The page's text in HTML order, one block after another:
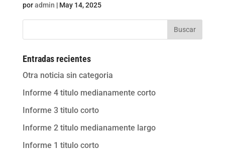
poradmin | May 14, 2025
Buscar
Entradas recientes
Otra noticia sin categoria
Informe 4 titulo medianamente corto
Informe 3 titulo corto
Informe 2 titulo medianamente largo
Informe 1 titulo corto